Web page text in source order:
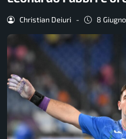
Christian Deiuri - 8